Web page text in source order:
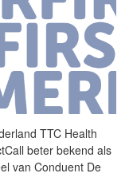
TTC Health
beter bekend als
van Conduent De